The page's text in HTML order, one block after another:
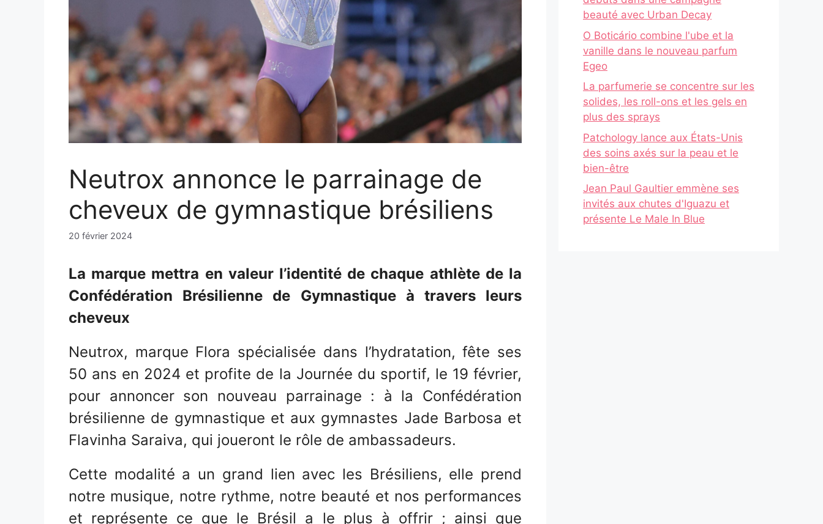
Neutrox annonce le parrainage de
cheveux de gymnastique brésiliens
20 février 2024
La marque mettra en valeur l’identité de chaque athlète de la
Confédération Brésilienne de Gymnastique à travers leurs
cheveux
Neutrox, marque Flora spécialisée dans l’hydratation, fête ses
50 ans en 2024 et profite de la Journée du sportif, le 19 février,
pour annoncer son nouveau parrainage : à la Confédération
brésilienne de gymnastique et aux gymnastes Jade Barbosa et
Flavinha Saraiva, qui joueront le rôle de ambassadeurs.
Cette modalité a un grand lien avec les Brésiliens, elle prend
notre musique, notre rythme, notre beauté et nos performances
et représente ce que le Brésil a le plus à offrir ; ainsi que
beauté avec Urban Decay
O Boticário combine l'ube et la
vanille dans le nouveau parfum
Egeo
La parfumerie se concentre sur les
solides, les roll-ons et les gels en
plus des sprays
Patchology lance aux États-Unis
des soins axés sur la peau et le
bien-être
Jean Paul Gaultier emmène ses
invités aux chutes d'Iguazu et
présente Le Male In Blue